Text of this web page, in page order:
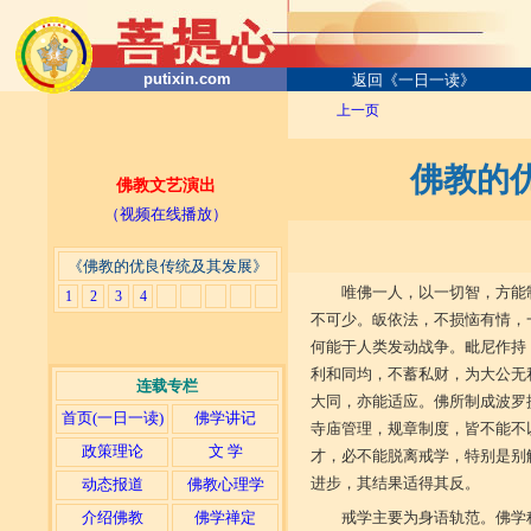
putixin.com 返回《一日一读》
《佛教的优良传统及其发展》
1 2 3 4
佛教文艺演出
（视频在线播放）
连载专栏
首页(一日一读)
佛学讲记
政策理论
文 学
动态报道
佛教心理学
介绍佛教
佛学禅定
上一页
佛教的
唯佛一人，以一切智，方
不可少。皈依法，不损恼有情
何能于人类发动战争。毗尼作
利和同均，不蓄私财，为大公
大同，亦能适应。佛所制成波
寺庙管理，规章制度，皆不能
才，必不能脱离戒学，特别是
进步，其结果适得其反。
戒学主要为身语轨范。佛